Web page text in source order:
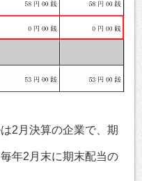
2月決算の企業で、期
年2月末に期末配当の